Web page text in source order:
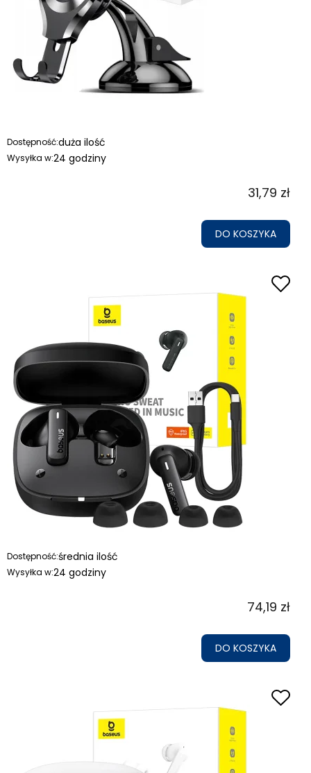
telefon. Dodatkowo posiadają one funkcjonalne
kieszonki w środkowej części, co pozwala pozbyć się
portfela i karty płatnicze trzymać razem z telefonem.
Przysłowiowy „cały świat” w jednym miejscu ;)
Dostępność:duża ilość
Wysyłka w:24 godziny
31,79 zł
DO KOSZYKA
Dostępność:średnia ilość
Wysyłka w:24 godziny
74,19 zł
DO KOSZYKA